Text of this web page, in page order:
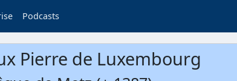
Podcasts
Pierre de Luxembourg